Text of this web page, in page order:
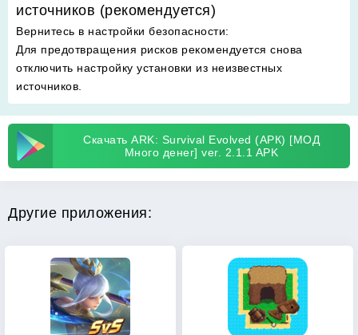
источников (рекомендуется)
Вернитесь в настройки безопасности:
Для предотвращения рисков рекомендуется снова
отключить настройку установки из неизвестных
источников.
Скачать ARK: Survival Evolved (АРК) [МОД
Много денег] ver. 2.1.1 APK
Другие приложения: